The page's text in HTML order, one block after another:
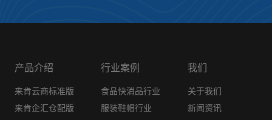
产品介绍
来肯云商标准版
来肯企汇仓配版
行业案例
食品快消品行业
服装鞋帽行业
我们
关于我们
新闻资讯